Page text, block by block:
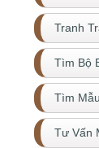
Tranh
Tìm Bộ
Tìm
Tư Vấn